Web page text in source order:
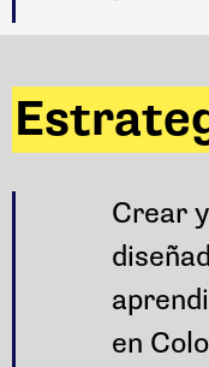
Crear
en